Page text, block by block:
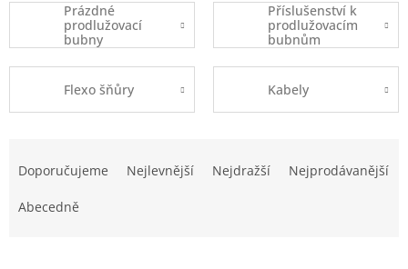
Prázdné
prodlužovací
bubny
Příslušenství k
prodlužovacím
bubnům
Flexo šňůry Kabely
a
e
Doporučujeme Nejlevnější Nejdražší Nejprodávanější
Abecedně